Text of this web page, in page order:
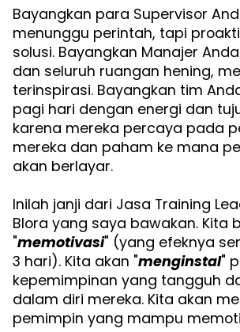
Bayangkan para Supervisor
menunggu perintah, tapi
solusi. Bayangkan Manajer
dan seluruh ruangan hening,
terinspirasi. Bayangkan tim
pagi hari dengan energi dan
karena mereka percaya pada
mereka dan paham ke mana
akan berlayar.
Inilah janji dari Jasa Training
Blora yang saya bawakan. Kita
"memotivasi" (yang efeknya
3 hari). Kita akan "menginstal"
kepemimpinan yang tangguh
dalam diri mereka. Kita akan
pemimpin yang mampu